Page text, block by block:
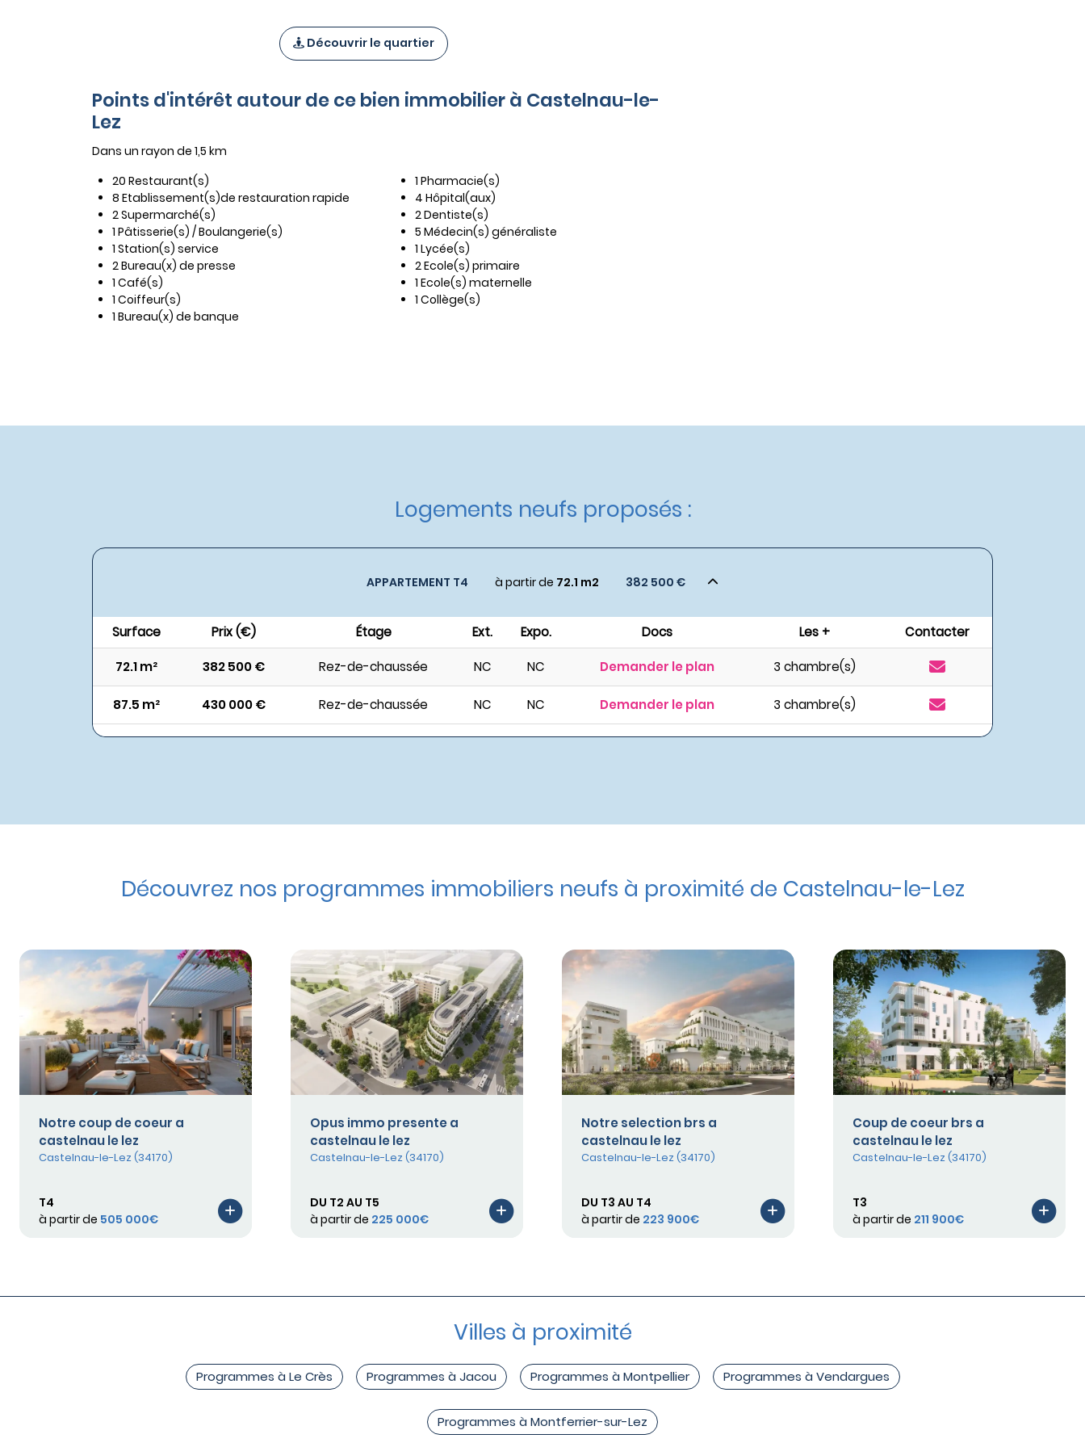
Découvrir le quartier
Points d'intérêt autour de ce bien immobilier à Castelnau-le-
Lez
Dans un rayon de 1,5 km
20 Restaurant(s)
8 Etablissement(s)de restauration rapide
2 Supermarché(s)
1 Pâtisserie(s) / Boulangerie(s)
1 Station(s) service
2 Bureau(x) de presse
1 Café(s)
1 Coiffeur(s)
1 Bureau(x) de banque
1 Pharmacie(s)
4 Hôpital(aux)
2 Dentiste(s)
5 Médecin(s) généraliste
1 Lycée(s)
2 Ecole(s) primaire
1 Ecole(s) maternelle
1 Collège(s)
Logements neufs proposés :
APPARTEMENT T4 à partir de 72.1 m2 382 500 €
Surface Prix (€) Étage Ext. Expo. Docs Les + Contacter
72.1 m² 382 500 € Rez-de-chaussée NC NC Demander le plan 3 chambre(s)
87.5 m² 430 000 € Rez-de-chaussée NC NC Demander le plan 3 chambre(s)
Découvrez nos programmes immobiliers neufs à proximité de Castelnau-le-Lez
Notre coup de coeur a
castelnau le lez
Castelnau-le-Lez (34170)
T4
à partir de 505 000€
Opus immo presente a
castelnau le lez
Castelnau-le-Lez (34170)
DU T2 AU T5
à partir de 225 000€
Notre selection brs a
castelnau le lez
Castelnau-le-Lez (34170)
DU T3 AU T4
à partir de 223 900€
Coup de coeur brs a
castelnau le lez
Castelnau-le-Lez (34170)
T3
à partir de 211 900€
Villes à proximité
Programmes à Le Crès Programmes à Jacou Programmes à Montpellier Programmes à Vendargues
Programmes à Montferrier-sur-Lez